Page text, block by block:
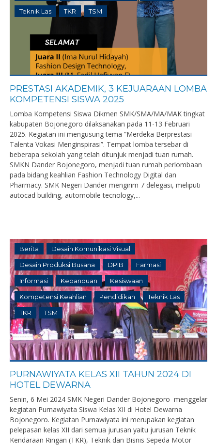
Teknik Las TKR TSM
PRESTASI AKADEMIK, 3 KEJUARAAN LOMBA
KOMPETENSI SISWA 2025
Lomba Kompetensi Siswa Dikmen SMK/SMA/MA/MAK tingkat
kabupaten Bojonegoro dilaksanakan pada 11-13 Februari
2025. Kegiatan ini mengusung tema “Merdeka Berprestasi
Talenta Vokasi Menginspirasi”. Tempat lomba tersebar di
beberapa sekolah yang telah ditunjuk menjadi tuan rumah.
SMKN Dander Bojonegoro, menjadi tuan rumah perlombaan
pada bidang keahlian Fashion Technology Digital dan
Pharmacy. SMK Negeri Dander mengirim 7 delegasi, meliputi
autocad building, automobile tecnology,...
Berita Desain Komunikasi Visual
Desain Produksi Busana DPIB Farmasi
Informasi Kepanduan Kesiswaan
Kompetensi Keahlian Pendidikan Teknik Las
TKR TSM
PURNAWIYATA KELAS XII TAHUN 2024 DI
HOTEL DEWARNA
Senin, 6 Mei 2024 SMK Negeri Dander Bojonegoro menggelar
kegiatan Purnawiyata Siswa Kelas XII di Hotel Dewarna
Bojonegoro. Kegiatan Purnawiyata ini merupakan kegiatan
pelepasan kelas XII dari semua jurusan yaitu jurusan Teknik
Kendaraan Ringan (TKR), Teknik dan Bisnis Sepeda Motor